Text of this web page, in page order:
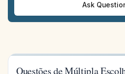
Ask
Questões de Múltipla